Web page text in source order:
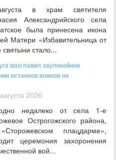
в храм святителя
Александрийского села
была принесена икона
Матери «Избавительница от
стало...
возглавил заупокойное
останков воинов на
2026
недалеко от села 1-е
Острогожского района,
плацдарме»,
церемония захоронения
вой...